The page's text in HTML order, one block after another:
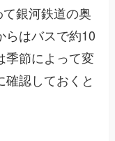
銀河鉄道の奥
らはバスで約10
季節によって変
認しておくと